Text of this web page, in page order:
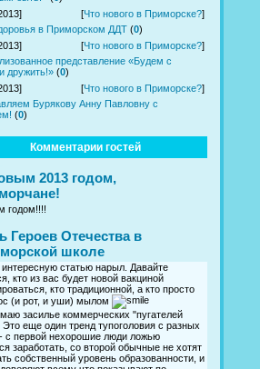
[Что нового в Приморске?]
в Приморском ДДТ (0)
[Что нового в Приморске?]
представление «Будем с
дружить!» (0)
[Что нового в Приморске?]
Бурякову Анну Павловну с
(0)
Комментарии гостей
2013 годом,
годом!!!!
Героев Отечества в
школе
статью нарыл. Давайте
кто из вас будет новой вакциной
кто традиционной, а кто просто
(и рот, и уши) мылом
засилье коммерческих "пугателей
Это еще один тренд тупоголовия с разных
с первой нехорошие люди ложью
заработать, со второй обычные не хотят
собственный уровень образованности, и